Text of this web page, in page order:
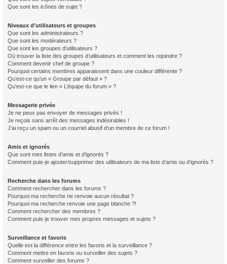
Que sont les icônes de sujet ?
Niveaux d’utilisateurs et groupes
Que sont les administrateurs ?
Que sont les modérateurs ?
Que sont les groupes d’utilisateurs ?
Où trouver la liste des groupes d’utilisateurs et comment les rejoindre ?
Comment devenir chef de groupe ?
Pourquoi certains membres apparaissent dans une couleur différente ?
Qu’est-ce qu’un « Groupe par défaut » ?
Qu’est-ce que le lien « L’équipe du forum » ?
Messagerie privée
Je ne peux pas envoyer de messages privés !
Je reçois sans arrêt des messages indésirables !
J’ai reçu un spam ou un courriel abusif d’un membre de ce forum !
Amis et ignorés
Que sont mes listes d’amis et d’ignorés ?
Comment puis-je ajouter/supprimer des utilisateurs de ma liste d’amis ou d’ignorés ?
Recherche dans les forums
Comment rechercher dans les forums ?
Pourquoi ma recherche ne renvoie aucun résultat ?
Pourquoi ma recherche renvoie une page blanche ?!
Comment rechercher des membres ?
Comment puis-je trouver mes propres messages et sujets ?
Surveillance et favoris
Quelle est la différence entre les favoris et la surveillance ?
Comment mettre en favoris ou surveiller des sujets ?
Comment surveiller des forums ?